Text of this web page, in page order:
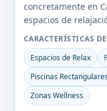
concretamente en
espacios de
CARACTERÍSTICAS
Espacios de Relax
Piscinas
Zonas Wellness